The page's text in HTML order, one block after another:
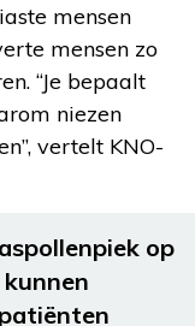
mensen
mensen zo
“Je bepaalt
niezen
vertelt KNO-
op